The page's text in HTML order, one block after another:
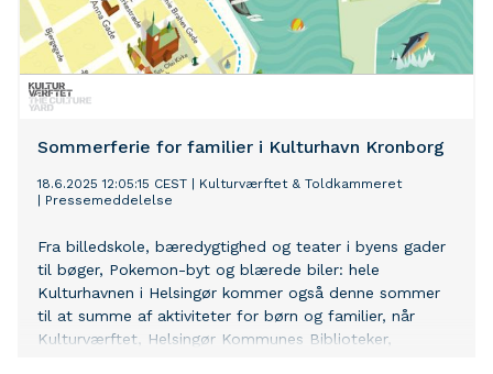
Sommerferie for familier i Kulturhavn Kronborg
18.6.2025 12:05:15 CEST
Kulturværftet & Toldkammeret
Pressemeddelelse
Fra billedskole, bæredygtighed og teater i byens gader
til bøger, Pokemon-byt og blærede biler: hele
Kulturhavnen i Helsingør kommer også denne sommer
til at summe af aktiviteter for børn og familier, når
Kulturværftet, Helsingør Kommunes Biblioteker,